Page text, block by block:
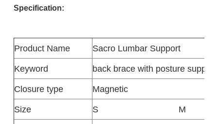
Specification:
Product Name
Sacro Lumbar Support
Keyword
back brace with posture support
Closure type
Magnetic
Size
S
M